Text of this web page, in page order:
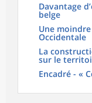
Davantage
belge
Une
Occidentale
La
sur le
Encadré - «